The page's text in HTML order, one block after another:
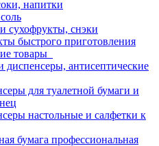
напитки
сухофрукты, снэки
быстрого приготовления
товары
антисептические
для туалетной бумаги и
настольные и салфетки к
бумага профессиональная